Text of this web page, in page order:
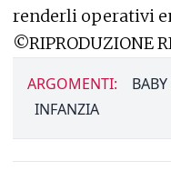
renderli operativi
©RIPRODUZIONE
ARGOMENTI:
INFANZIA